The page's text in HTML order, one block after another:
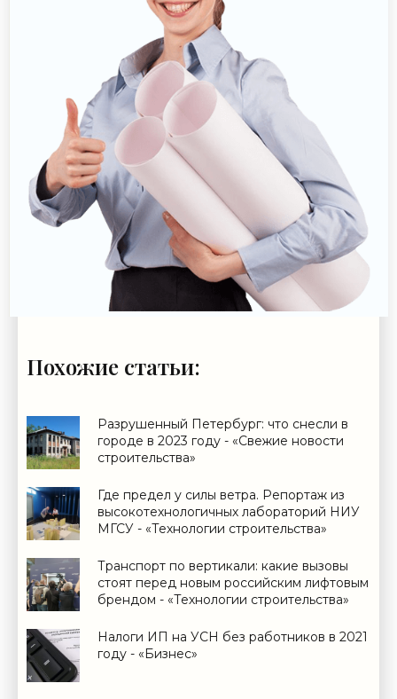
Похожие статьи:
Разрушенный Петербург: что снесли в
городе в 2023 году - «Свежие новости
строительства»
Где предел у силы ветра. Репортаж из
высокотехнологичных лабораторий НИУ
МГСУ - «Технологии строительства»
Транспорт по вертикали: какие вызовы
стоят перед новым российским лифтовым
брендом - «Технологии строительства»
Налоги ИП на УСН без работников в 2021
году - «Бизнес»